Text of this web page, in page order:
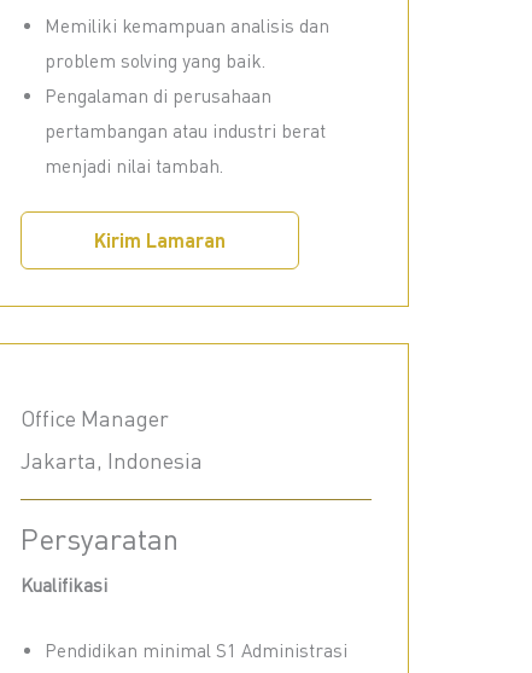
Memiliki kemampuan analisis dan
problem solving yang baik.
Pengalaman di perusahaan
pertambangan atau industri berat
menjadi nilai tambah.
Kirim Lamaran
Office Manager
Jakarta, Indonesia
Persyaratan
Kualifikasi
Pendidikan minimal S1 Administrasi